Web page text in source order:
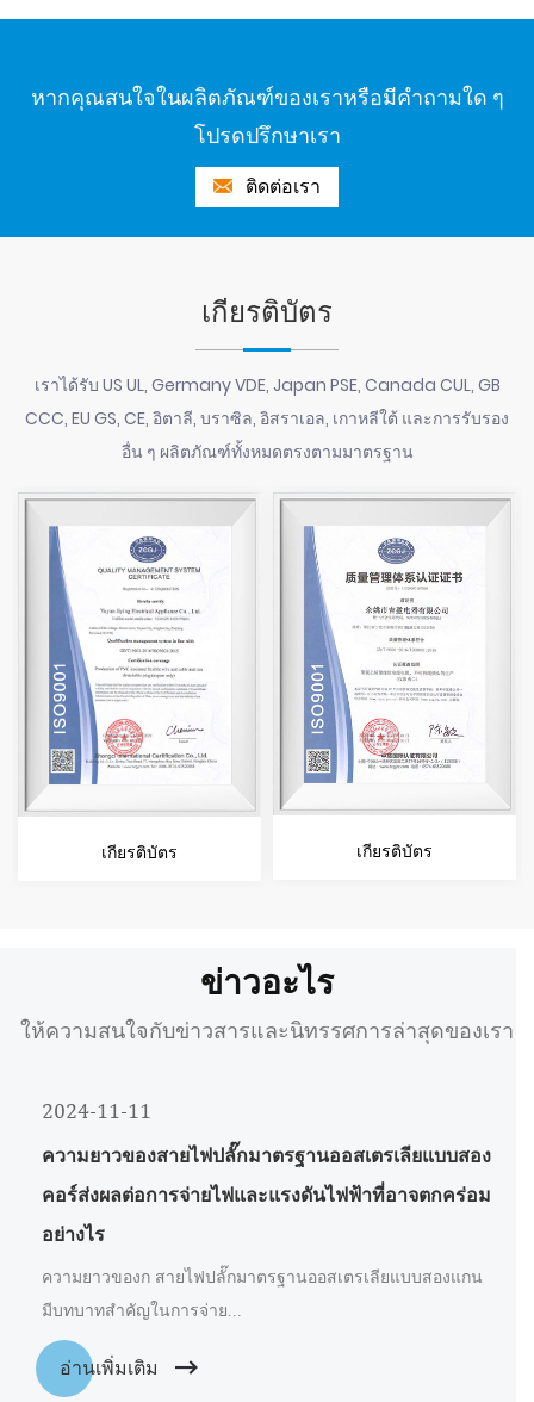
หากคุณสนใจในผลิตภัณฑ์ของเราหรือมีคำถามใด ๆ
โปรดปรึกษาเรา
ติดต่อเรา
เกียรติบัตร
เราได้รับ US UL, Germany VDE, Japan PSE, Canada CUL, GB
CCC, EU GS, CE, อิตาลี, บราซิล, อิสราเอล, เกาหลีใต้ และการรับรอง
อื่น ๆ ผลิตภัณฑ์ทั้งหมดตรงตามมาตรฐาน
เกียรติบัตร เกียรติบัตร
ข่าวอะไร
ให้ความสนใจกับข่าวสารและนิทรรศการล่าสุดของเรา
2024-11-11
ความยาวของสายไฟปลั๊กมาตรฐานออสเตรเลียแบบสอง
คอร์ส่งผลต่อการจ่ายไฟและแรงดันไฟฟ้าที่อาจตกคร่อม
อย่างไร
ความยาวของก สายไฟปลั๊กมาตรฐานออสเตรเลียแบบสองแกน
มีบทบาทสำคัญในการจ่าย...
อ่านเพิ่มเติม